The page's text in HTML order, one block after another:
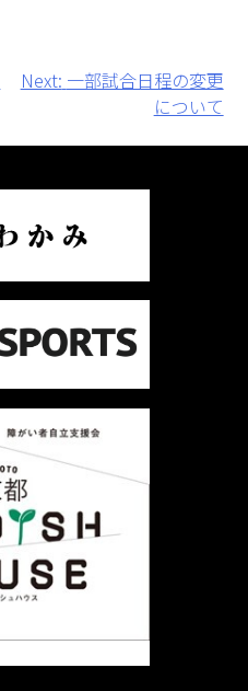
Next: 一部試合日程の変更
について